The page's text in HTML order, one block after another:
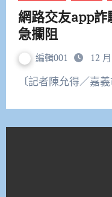
網路交友app
急攔阻
編輯001 12
〔記者陳允得／